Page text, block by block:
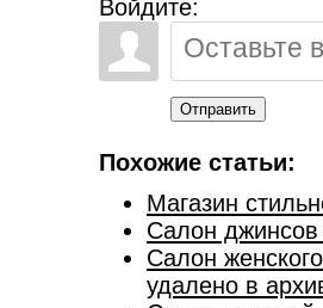
Войдите:
Отправить
Похожие статьи:
Магазин
Салон
Салон
удалено в